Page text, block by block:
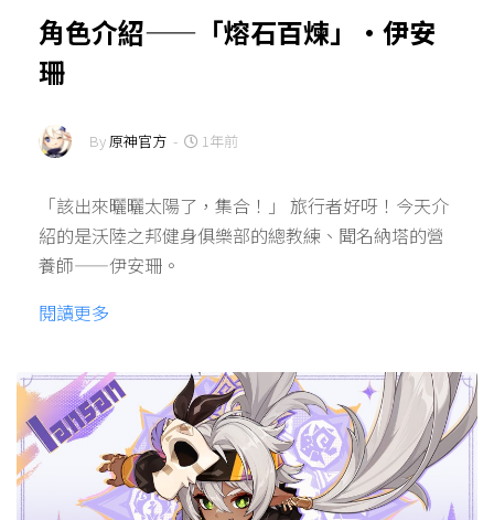
角色介紹——「熔石百煉」·伊安
珊
By原神官方 - 1年前
「該出來曬曬太陽了，集合！」 旅行者好呀！今天介
紹的是沃陸之邦健身俱樂部的總教練、聞名納塔的營
養師——伊安珊。
閱讀更多